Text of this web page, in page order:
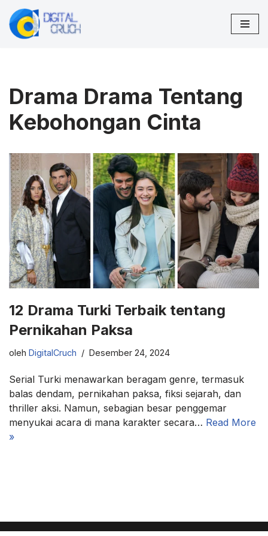
Lompat
Drama Drama Tentang
Kebohongan Cinta
12 Drama Turki Terbaik tentang
Pernikahan Paksa
oleh DigitalCruch Desember 24, 2024
Serial Turki menawarkan beragam genre, termasuk
balas dendam, pernikahan paksa, fiksi sejarah, dan
thriller aksi. Namun, sebagian besar penggemar
menyukai acara di mana karakter secara… Read More
»